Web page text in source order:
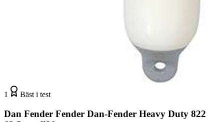
1 Bäst i test
Dan Fender Fender Dan-Fender Heavy Duty 822